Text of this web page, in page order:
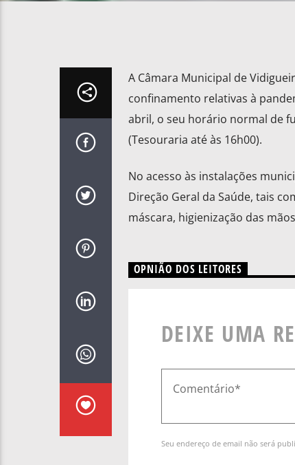
A Câmara Municipal de
confinamento relativas à
abril, o seu horário normal de
(Tesouraria até às 16h00).
No acesso às instalações
Direção Geral da Saúde, tais
máscara, higienização das
OPNIÃO DOS LEITORES
DEIXE UMA
Seu endereço de email não será